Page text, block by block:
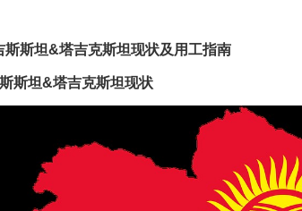
斯斯坦&塔吉克斯坦现状及用工指南
斯坦&塔吉克斯坦现状